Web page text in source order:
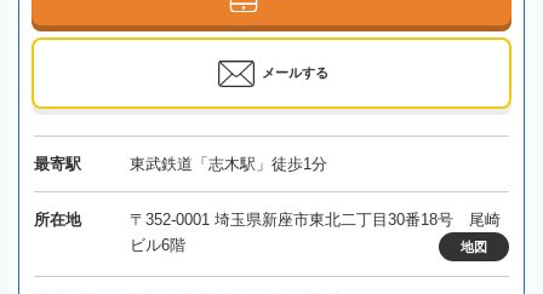
メールする
最寄駅 東武鉄道「志木駅」徒歩1分
所在地
〒352-0001 埼玉県新座市東北二丁目30番18号 尾崎
ビル6階
地図